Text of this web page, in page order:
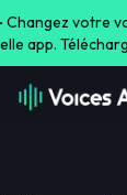
Changez votre
app.